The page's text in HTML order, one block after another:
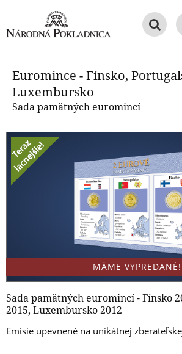
Euromince - Fínsko,
Luxembursko
Sada pamätných euromincí
MÁME VYPREDANÉ!
Sada pamätných euromincí - Fínsko
2015, Luxembursko 2012
Emisie upevnené na unikátnej
Euromince - Fínsko,